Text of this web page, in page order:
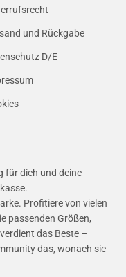
und Rückgabe
D/E
für dich und deine
Profitiere von vielen
passenden Größen,
das Beste –
das, wonach sie